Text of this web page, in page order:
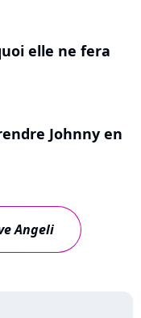
elle ne fera
Johnny en
Angeli